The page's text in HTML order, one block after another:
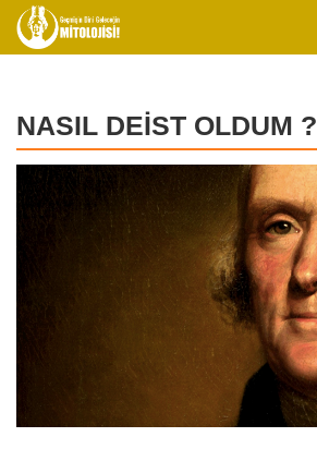
NASIL DEİST OLDUM ?